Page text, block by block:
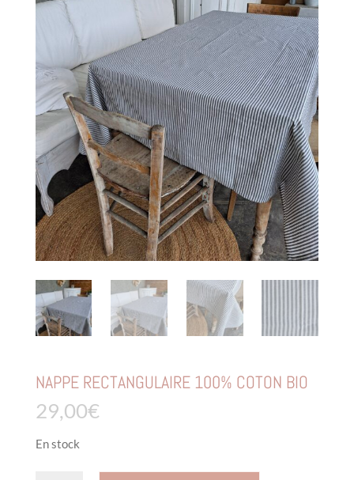
NAPPE RECTANGULAIRE 100% COTON BIO
29,00€
En stock